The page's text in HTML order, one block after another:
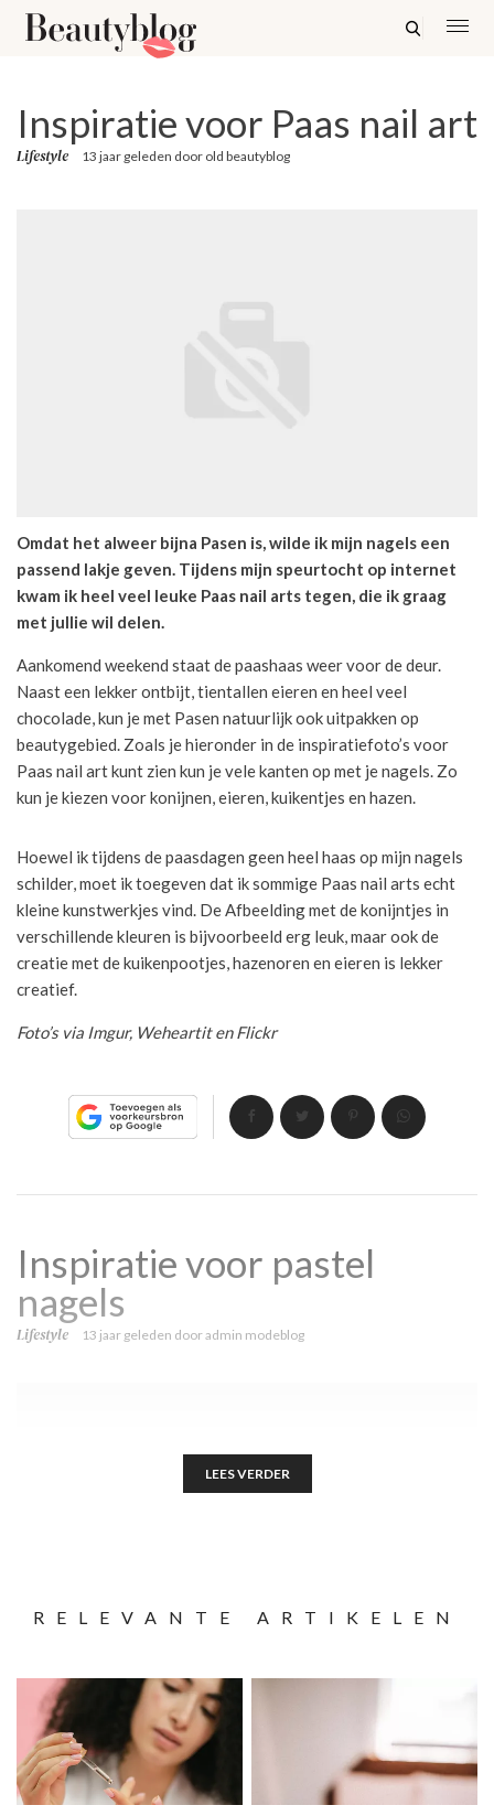
Inspiratie voor Paas nail art
Lifestyle 13 jaar geleden door old beautyblog
Omdat het alweer bijna Pasen is, wilde ik mijn nagels een
passend lakje geven. Tijdens mijn speurtocht op internet
kwam ik heel veel leuke Paas nail arts tegen, die ik graag
met jullie wil delen.
Aankomend weekend staat de paashaas weer voor de deur.
Naast een lekker ontbijt, tientallen eieren en heel veel
chocolade, kun je met Pasen natuurlijk ook uitpakken op
beautygebied. Zoals je hieronder in de inspiratiefoto’s voor
Paas nail art kunt zien kun je vele kanten op met je nagels. Zo
kun je kiezen voor konijnen, eieren, kuikentjes en hazen.
Hoewel ik tijdens de paasdagen geen heel haas op mijn nagels
schilder, moet ik toegeven dat ik sommige Paas nail arts echt
kleine kunstwerkjes vind. De Afbeelding met de konijntjes in
verschillende kleuren is bijvoorbeeld erg leuk, maar ook de
creatie met de kuikenpootjes, hazenoren en eieren is lekker
creatief.
Foto’s via Imgur, Weheartit en Flickr
Inspiratie voor pastel
nagels
Lifestyle 13 jaar geleden dooradmin modeblog
LEES VERDER
RELEVANTE ARTIKELEN